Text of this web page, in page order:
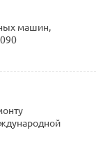
машин,